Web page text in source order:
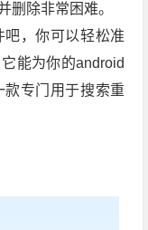
删除非常困难。
，你可以轻松准
能为你的android
专门用于搜索重